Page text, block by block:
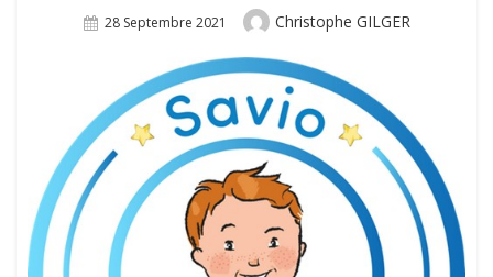
Posted
28 Septembre 2021 Author
Christophe GILGER